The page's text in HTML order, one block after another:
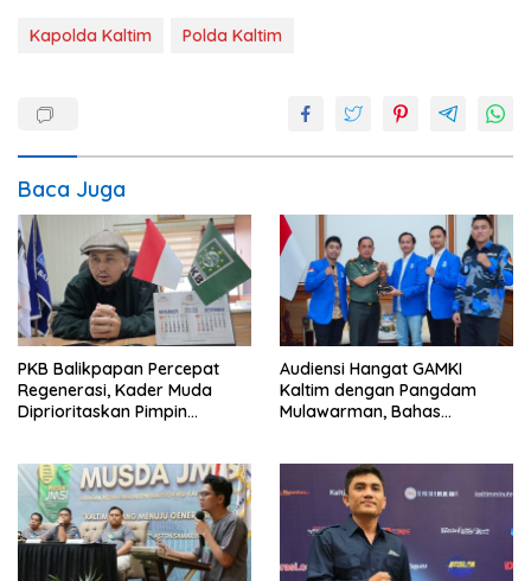
Kapolda Kaltim Polda Kaltim
Baca Juga
PKB Balikpapan Percepat
Regenerasi, Kader Muda
Diprioritaskan Pimpin
Audiensi Hangat GAMKI
Kaltim dengan Pangdam
Mulawarman, Bahas